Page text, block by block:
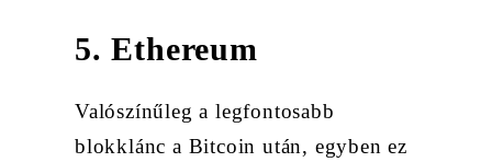
5. Ethereum
Valószínűleg a legfontosabb
blokklánc a Bitcoin után, egyben ez